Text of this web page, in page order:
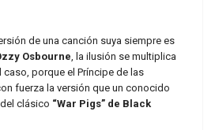
de una canción suya siempre es
Osbourne , la ilusión se multiplica
porque el Príncipe de las
fuerza la versión que un conocido
clásico “War Pigs” de Black